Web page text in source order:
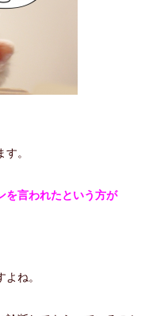
。
を言われたという方が
ね。